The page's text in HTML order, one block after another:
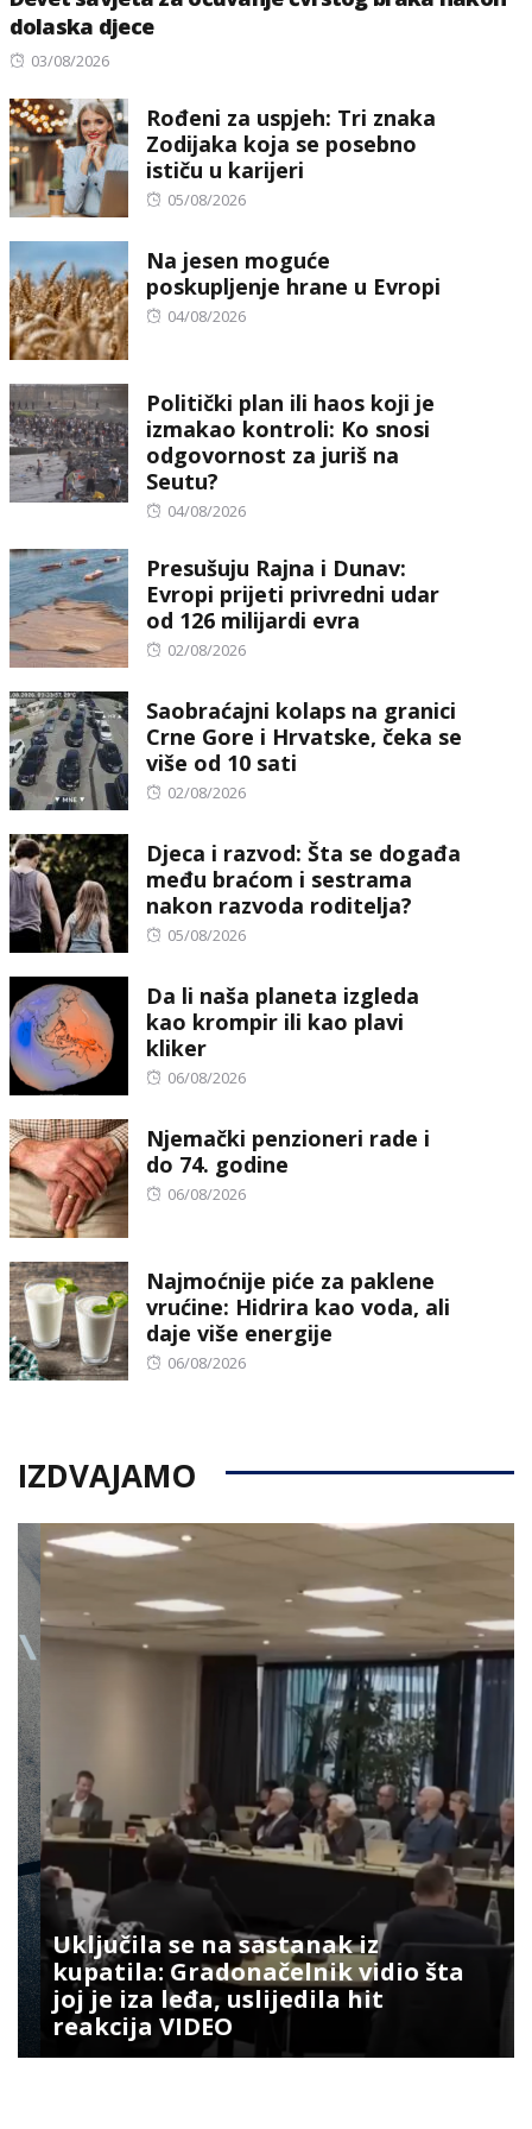
dolaska djece
Posted
03/08/2026
Rođeni za uspjeh: Tri znaka
Zodijaka koja se posebno
ističu u karijeri
Posted
05/08/2026
Na jesen moguće
poskupljenje hrane u Evropi
Posted
04/08/2026
Politički plan ili haos koji je
izmakao kontroli: Ko snosi
odgovornost za juriš na
Seutu?
Posted
04/08/2026
Presušuju Rajna i Dunav:
Evropi prijeti privredni udar
od 126 milijardi evra
Posted
02/08/2026
Saobraćajni kolaps na granici
Crne Gore i Hrvatske, čeka se
više od 10 sati
Posted
02/08/2026
Djeca i razvod: Šta se događa
među braćom i sestrama
nakon razvoda roditelja?
Posted
05/08/2026
Da li naša planeta izgleda
kao krompir ili kao plavi
kliker
Posted
06/08/2026
Njemački penzioneri rade i
do 74. godine
Posted
06/08/2026
Najmoćnije piće za paklene
vrućine: Hidrira kao voda, ali
daje više energije
Posted
06/08/2026
IZDVAJAMO
Uključila se na sastanak iz
kupatila: Gradonačelnik vidio šta
joj je iza leđa, uslijedila hit
reakcija VIDEO